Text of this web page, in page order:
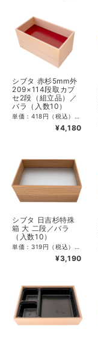
シブタ 赤杉5mm外
209×114段取カブ
セ2段（組立品）／
バラ（入数10）
¥4,180
シブタ 日吉杉特殊
箱 大 二段／バラ
（入数10）
¥3,190